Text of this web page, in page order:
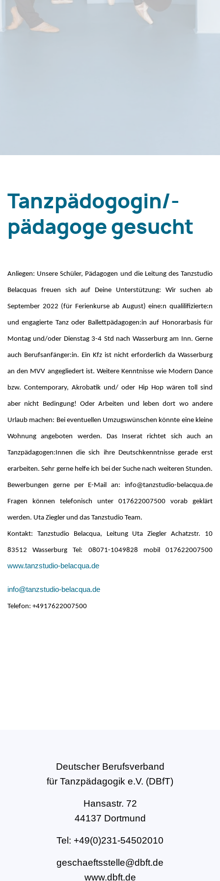
Tanzpädogogin/-
pädagoge gesucht
Anliegen: Unsere Schüler, Pädagogen und die Leitung des Tanzstudio
Belacquas freuen sich auf Deine Unterstützung: Wir suchen ab
September 2022 (für Ferienkurse ab August) eine:n qualilifizierte:n
und engagierte Tanz oder Ballettpädagogen:in auf Honorarbasis für
Montag und/oder Dienstag 3-4 Std nach Wasserburg am Inn. Gerne
auch Berufsanfänger:in. Ein Kfz ist nicht erforderlich da Wasserburg
an den MVV angegliedert ist. Weitere Kenntnisse wie Modern Dance
bzw. Contemporary, Akrobatik und/ oder Hip Hop wären toll sind
aber nicht Bedingung! Oder Arbeiten und leben dort wo andere
Urlaub machen: Bei eventuellen Umzugswünschen könnte eine kleine
Wohnung angeboten werden. Das Inserat richtet sich auch an
Tanzpädagogen:Innen die sich ihre Deutschkenntnisse gerade erst
erarbeiten. Sehr gerne helfe ich bei der Suche nach weiteren Stunden.
Bewerbungen gerne per E-Mail an: info@tanzstudio-belacqua.de
Fragen können telefonisch unter 017622007500 vorab geklärt
werden. Uta Ziegler und das Tanzstudio Team.
Kontakt: Tanzstudio Belacqua, Leitung Uta Ziegler Achatzstr. 10
83512 Wasserburg Tel: 08071-1049828 mobil 017622007500
www.tanzstudio-belacqua.de
info@tanzstudio-belacqua.de
Telefon: +4917622007500
Deutscher Berufsverband
für Tanzpädagogik e.V. (DBfT)
Hansastr. 72
44137 Dortmund
Tel: +49(0)231-54502010
geschaeftsstelle@dbft.de
www.dbft.de